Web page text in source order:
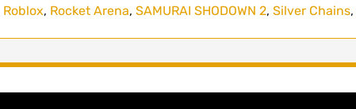
Roblox, Rocket Arena, SAMURAI SHODOWN 2, Silver Chains,